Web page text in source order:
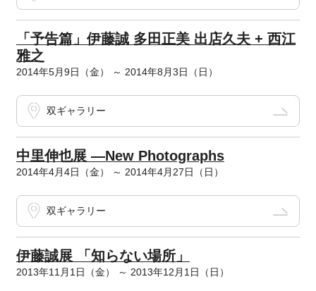
「予告篇」伊藤誠 多田正美 出店久夫 + 西江
雅之
2014年5月9日（金） ～ 2014年8月3日（日）
双ギャラリー
中里伸也展 ―New Photographs
2014年4月4日（金） ～ 2014年4月27日（日）
双ギャラリー
伊藤誠展 「知らない場所」
2013年11月1日（金） ～ 2013年12月1日（日）